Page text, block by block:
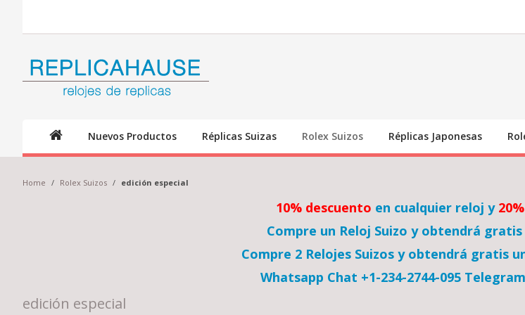
Nuevos Productos Réplicas Suizas Rolex Suizos Réplicas Japonesas
Home / Rolex Suizos / edición especial
10% descuento en cualquier reloj y
Compre un Reloj Suizo y obtendrá gratis
Compre 2 Relojes Suizos y obtendrá gratis
Whatsapp Chat +1-234-2744-095
edición especial